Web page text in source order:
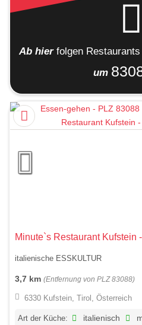
Ab hier folgen Restaurants
um
italienische ESSKULTUR
3,7 km (Entfernung von PLZ 83088)
6330 Kufstein, Tirol, Österreich
Art der Küche: italienisch